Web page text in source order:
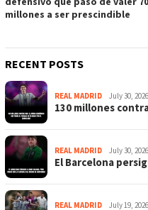
millones a ser prescindible
RECENT POSTS
REAL MADRID July 30, 2026
130 millones
REAL MADRID July 30, 2026
El Barcelona
REAL MADRID July 19, 2026